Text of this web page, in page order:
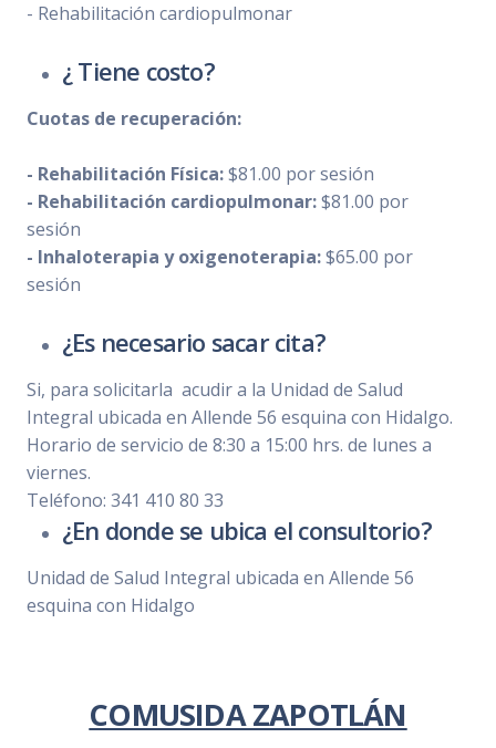
- Rehabilitación cardiopulmonar
¿ Tiene costo?
Cuotas de recuperación:
- Rehabilitación Física:$81.00 por sesión
- Rehabilitación cardiopulmonar:$81.00 por
sesión
- Inhaloterapia y oxigenoterapia:$65.00 por
sesión
¿Es necesario sacar cita?
Si, para solicitarla acudir a la Unidad de Salud
Integral ubicada en Allende 56 esquina con Hidalgo.
Horario de servicio de 8:30 a 15:00 hrs. de lunes a
viernes.
Teléfono: 341 410 80 33
¿En donde se ubica el consultorio?
Unidad de Salud Integral ubicada en Allende 56
esquina con Hidalgo
COMUSIDA ZAPOTLÁN